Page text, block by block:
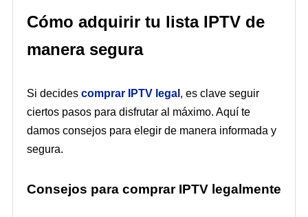
Cómo adquirir tu lista IPTV de
manera segura
Si decides comprar IPTV legal , es clave seguir
ciertos pasos para disfrutar al máximo. Aquí te
damos consejos para elegir de manera informada y
segura.
Consejos para comprar IPTV legalmente